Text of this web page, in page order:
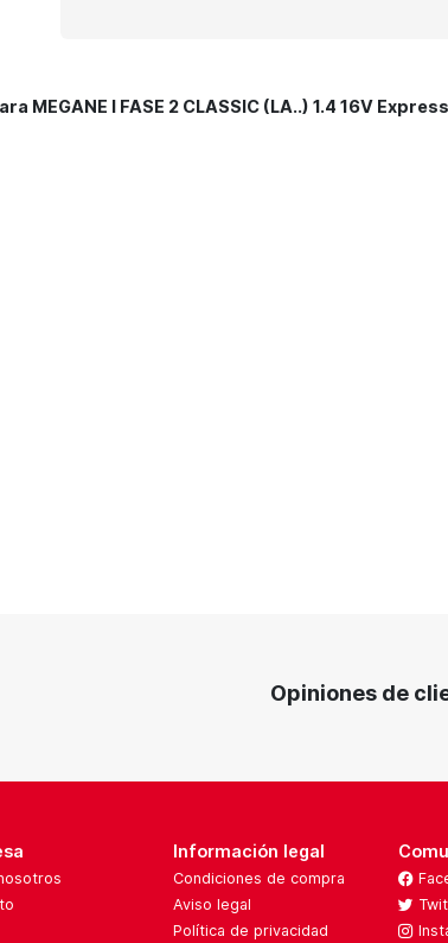
I FASE 2 CLASSIC (LA..) 1.4 16V
Opiniones de
Información legal
Condiciones de compra
Aviso legal
Política de privacidad